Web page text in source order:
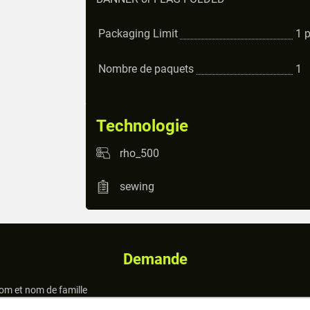
Packaging Limit 1
Nombre de paquets 1
Technologie
rho_500
sewing
Demande
et nom de famille